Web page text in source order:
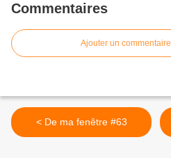
Commentaires
Ajouter un commentaire
< De ma fenêtre #63